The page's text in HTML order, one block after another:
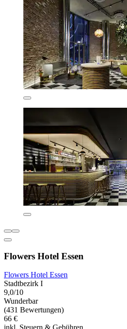
Flowers Hotel Essen
Flowers Hotel Essen
Stadtbezirk I
9,0/10
Wunderbar
(431 Bewertungen)
66 €